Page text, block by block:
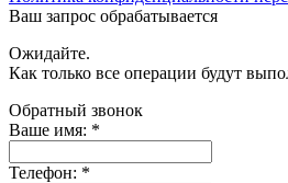
Ваш запрос обрабатывается
Ожидайте.
Как только все операции будут
Обратный звонок
Ваше имя: *
Телефон: *